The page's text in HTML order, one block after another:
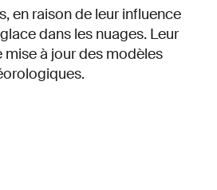
en raison de leur influence
dans les nuages. Leur
mise à jour des modèles